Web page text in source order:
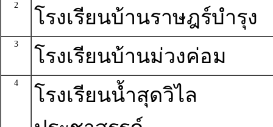
2
โรงเรียนบ้านราษฎร์บำรุง
3
โรงเรียนบ้านม่วงค่อม
4
โรงเรียนน้ำสุดวิไล